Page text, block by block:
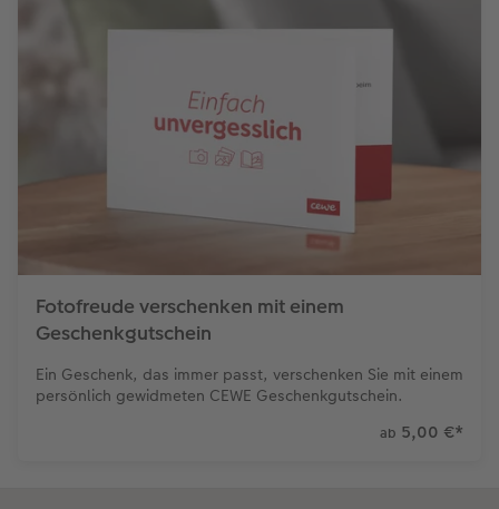
Fotofreude verschenken mit einem
Geschenkgutschein
Ein Geschenk, das immer passt, verschenken Sie mit einem
persönlich gewidmeten CEWE Geschenkgutschein.
ab 5,00 €*